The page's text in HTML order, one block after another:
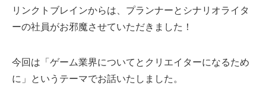
リンクトブレインからは、プランナーとシナリオライタ
ーの社員がお邪魔させていただきました！
今回は「ゲーム業界についてとクリエイターになるため
に」というテーマでお話いたしました。